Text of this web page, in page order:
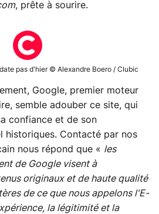
, prête à sourire.
pas d'hier © Alexandre Boero / Clubic
Google, premier moteur
semble adouber ce site, qui
confiance et de son
historiques. Contacté par nos
nous répond que « les
de Google visent à
originaux et de haute qualité
de ce que nous appelons l'E-
la légitimité et la